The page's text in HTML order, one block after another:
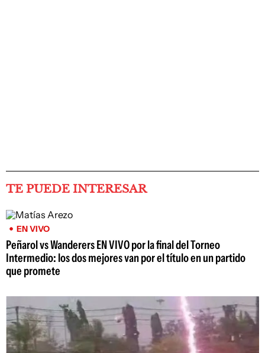
TE PUEDE INTERESAR
EN VIVO
Peñarol vs Wanderers EN VIVO por la final del Torneo
Intermedio: los dos mejores van por el título en un partido
que promete